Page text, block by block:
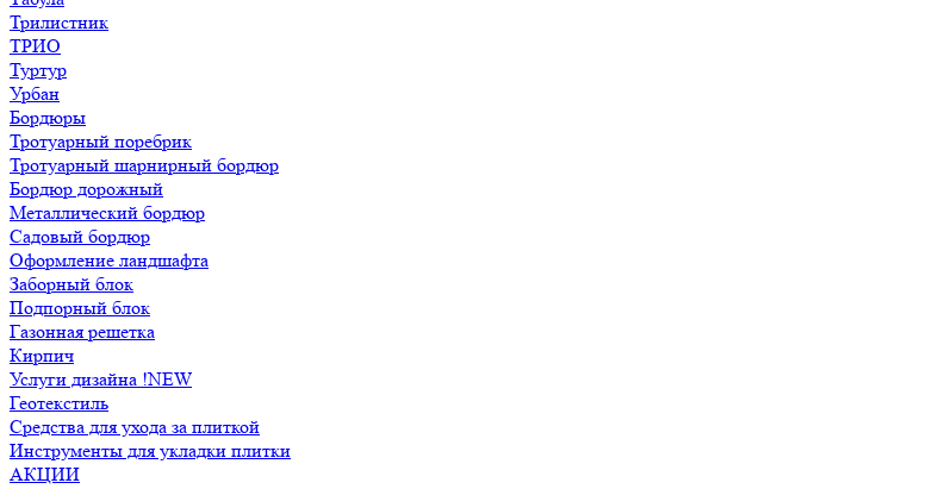
Трилистник
ТРИО
Туртур
Урбан
Бордюры
Тротуарный поребрик
Тротуарный шарнирный бордюр
Бордюр дорожный
Металлический бордюр
Садовый бордюр
Оформление ландшафта
Заборный блок
Подпорный блок
Газонная решетка
Кирпич
Услуги дизайна !NEW
Геотекстиль
Средства для ухода за плиткой
Инструменты для укладки плитки
АКЦИИ